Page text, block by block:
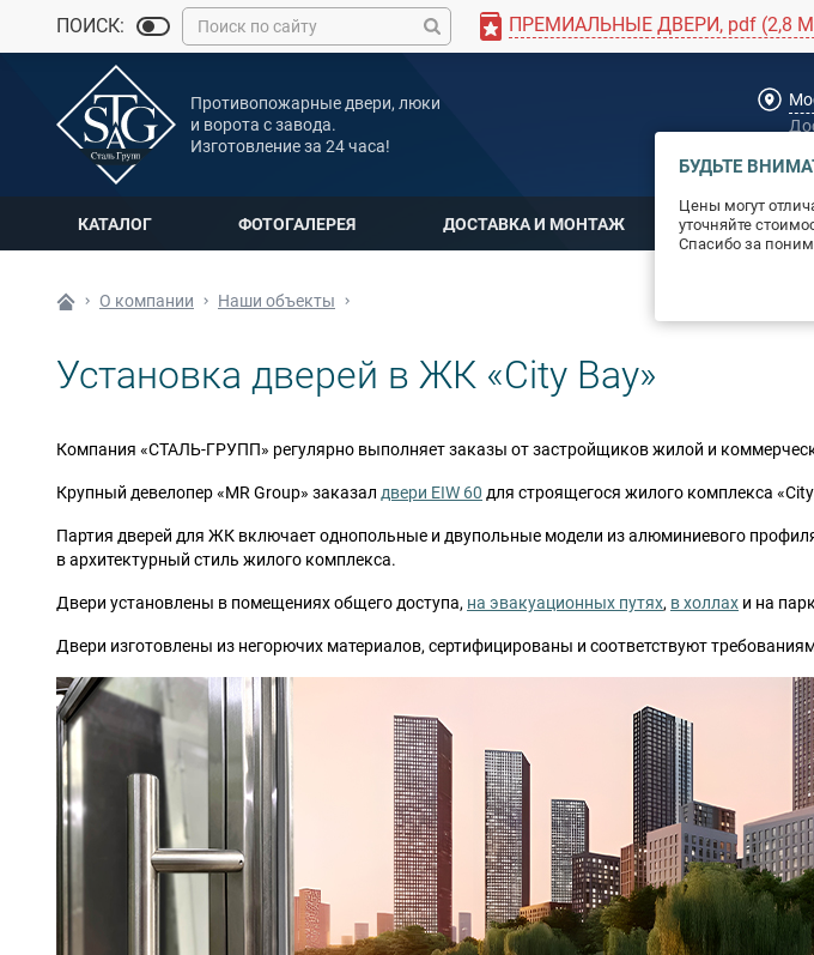
ПОИСК: ПРЕМИАЛЬНЫЕ ДВЕРИ, pdf (2,8
Противопожарные двери, люки
и ворота с завода.
Изготовление за 24 часа!
КАТАЛОГ ФОТОГАЛЕРЕЯ ДОСТАВКА И МОНТАЖ ОПЛАТА
БУДЬТЕ
Цены могут
уточняйте
Спасибо за
О компании
Наши объекты
Установка дверей в ЖК «City Bay»
Компания «СТАЛЬ-ГРУПП» регулярно выполняет заказы от застройщиков жилой и
Крупный девелопер «MR Group» заказал двери EIW 60 для строящегося жилого комплекса
Партия дверей для ЖК включает однопольные и двупольные модели из алюминиевого
в архитектурный стиль жилого комплекса.
Двери установлены в помещениях общего доступа, на эвакуационных путях, в холлах и на
Двери изготовлены из негорючих материалов, сертифицированы и соответствуют
MAX
Мы онлайн